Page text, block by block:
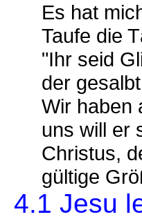
Es hat
Taufe die
"Ihr seid
der
Wir haben
uns will er
Christus,
gültige
4.1 Jesu